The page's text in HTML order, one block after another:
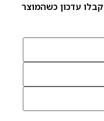
עדכון כשהמוצר